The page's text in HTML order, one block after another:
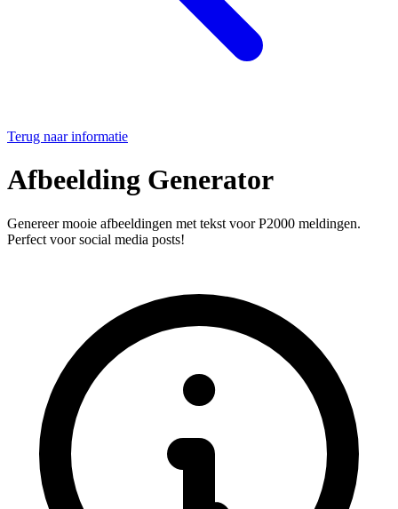
Terug naar informatie
Afbeelding Generator
Genereer mooie afbeeldingen met tekst voor P2000 meldingen.
Perfect voor social media posts!